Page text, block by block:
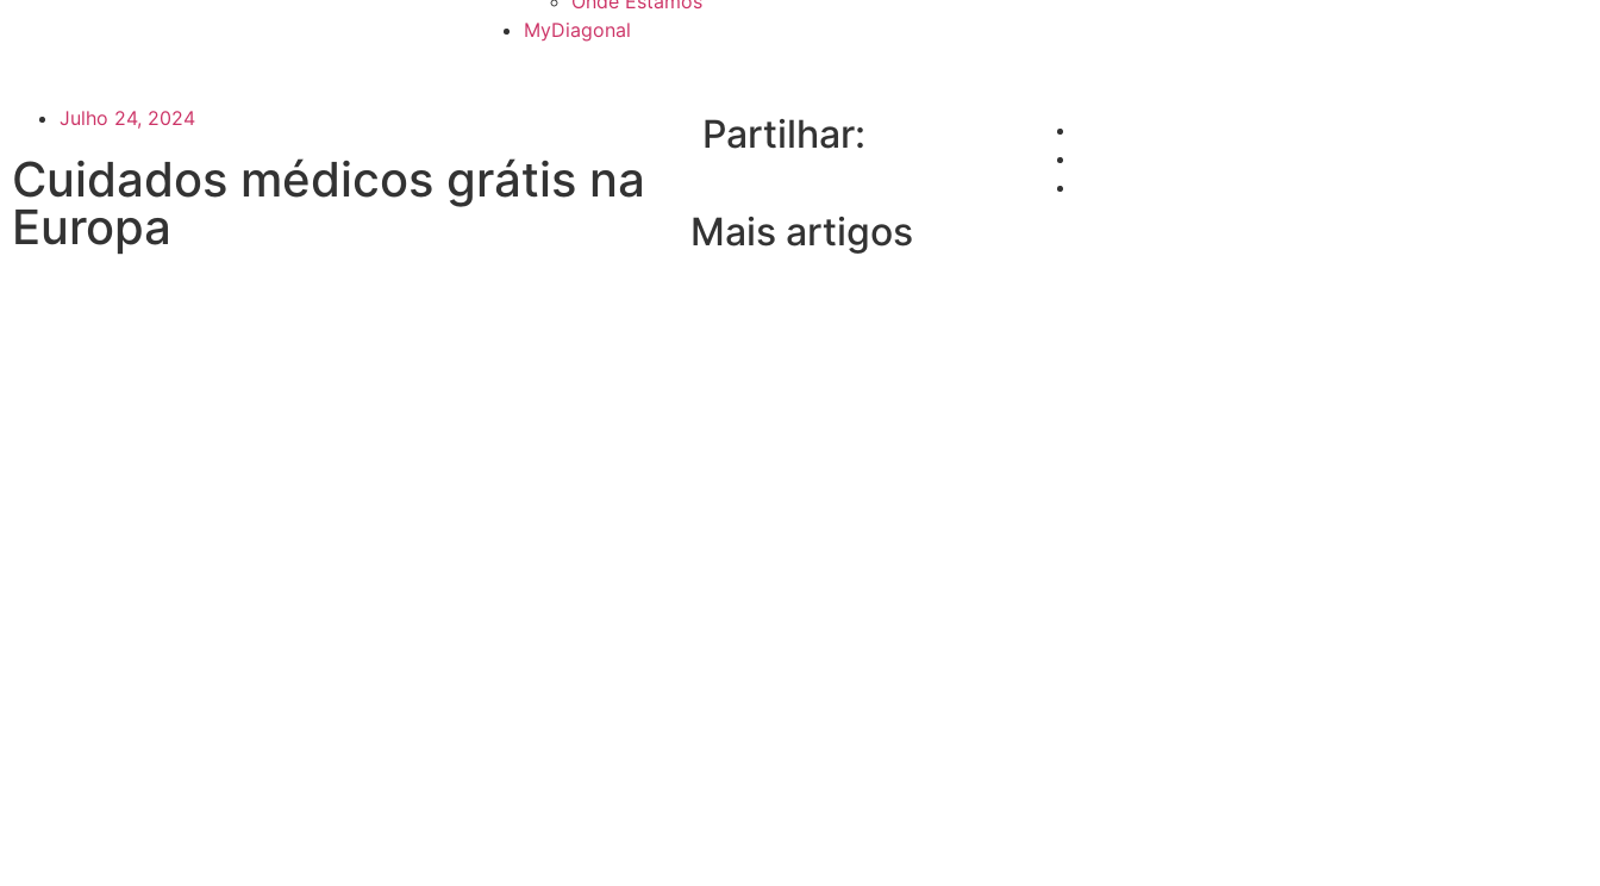
MyDiagonal
Julho 24, 2024
Cuidados médicos grátis na
Europa
Partilhar:
Mais artigos